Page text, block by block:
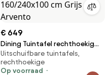
€ 649
Dining Tuintafel rechthoekig
uitschuifbaar 160/240x100 cm
Grijs Arvento
Uitschuifbare tuintafels,
rechthoekige
Op voorraad